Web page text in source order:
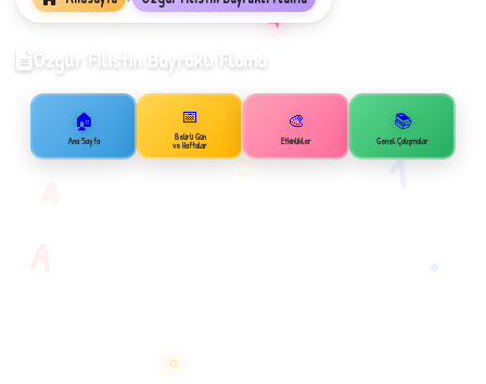
B
★
✧
Özgür Filistin Bayraklı Flama
🏠
Ana Sayfa
📅
Belirli Gün
ve Haftalar
🎨
Etkinlikler
📚
Genel Çalışmalar
1